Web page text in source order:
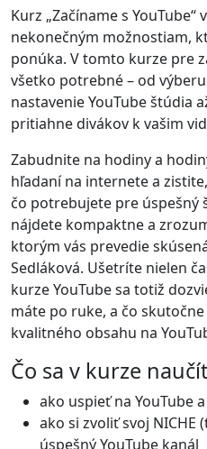
Kurz „Začíname s
nekonečným možnostiam,
ponúka. V tomto kurze pre
všetko potrebné – od
nastavenie YouTube štúdia
pritiahne divákov k vašim
Zabudnite na hodiny a
hľadaní na internete a
čo potrebujete pre úspešný
nájdete kompaktne a
ktorým vás prevedie
Sedláková. Ušetríte nielen
kurze YouTube sa totiž
máte po ruke, a čo
kvalitného obsahu na
Čo sa v kurze
ako uspieť na YouTube
ako si zvoliť svoj NICHE
úspešný YouTube kanál